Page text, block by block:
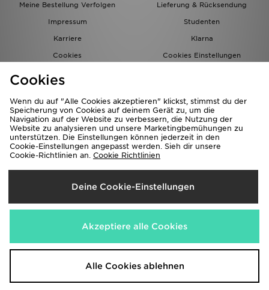
Meine Bestellung Verfolgen
Lieferung & Rücksendung
Impressum
Studenten
Karriere
Klarna
Cookies
Cookies Einstellungen
Lieferung Nach
Deutschland
Wir akzeptieren folgende Zahlungsmethoden
Corporate Website www.jdplc.com
Cookies
Wenn du auf "Alle Cookies akzeptieren" klickst, stimmst du der
Speicherung von Cookies auf deinem Gerät zu, um die
Navigation auf der Website zu verbessern, die Nutzung der
Website zu analysieren und unsere Marketingbemühungen zu
unterstützen. Die Einstellungen können jederzeit in den
Cookie-Einstellungen angepasst werden. Sieh dir unsere
Cookie-Richtlinien an. Cookie Richtlinien
Deine Cookie-Einstellungen
Akzeptiere alle Cookies
Alle Cookies ablehnen